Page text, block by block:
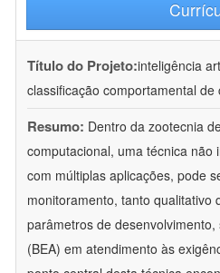
Título do Projeto:inteligência
classificação comportamental
Resumo: Dentro da zootecnia
computacional, uma técnica não
com múltiplas aplicações, pode
monitoramento, tanto qualitativo
parâmetros de
(BEA) em atendimento às